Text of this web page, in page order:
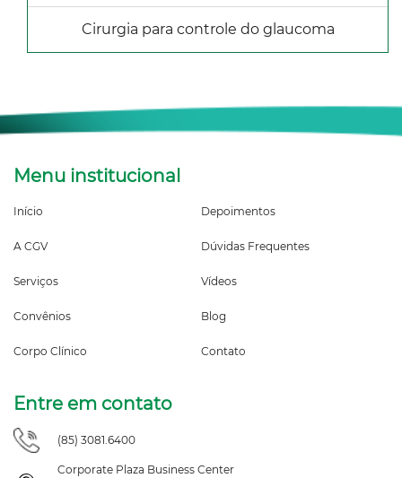
Cirurgia para controle do glaucoma
Menu institucional
Início Depoimentos
A CGV Dúvidas Frequentes
Serviços Vídeos
Convênios Blog
Corpo Clínico Contato
Entre em contato
(85) 3081.6400
Corporate Plaza Business Center